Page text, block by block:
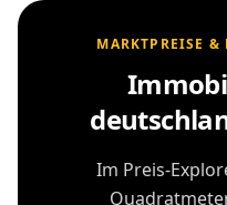
MARKTPREISE &
Im Preis-